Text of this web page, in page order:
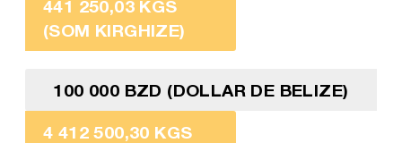
441 250,03 KGS
(SOM KIRGHIZE)
100 000 BZD (DOLLAR DE BELIZE)
4 412 500,30 KGS